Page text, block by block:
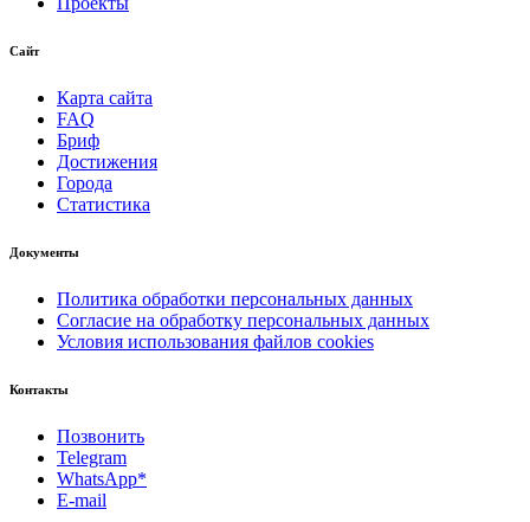
Сайт
Карта сайта
FAQ
Бриф
Достижения
Города
Статистика
Документы
Политика обработки персональных данных
Согласие на обработку персональных данных
Условия использования файлов cookies
Контакты
Позвонить
Telegram
WhatsApp*
E-mail